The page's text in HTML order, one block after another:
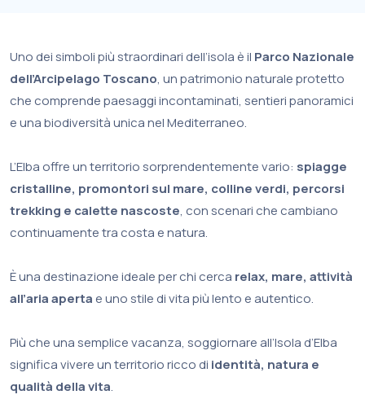
Uno dei simboli più straordinari dell’isola è il Parco Nazionale
dell’Arcipelago Toscano, un patrimonio naturale protetto
che comprende paesaggi incontaminati, sentieri panoramici
e una biodiversità unica nel Mediterraneo.
L’Elba offre un territorio sorprendentemente vario: spiagge
cristalline, promontori sul mare, colline verdi, percorsi
trekking e calette nascoste, con scenari che cambiano
continuamente tra costa e natura.
È una destinazione ideale per chi cerca relax, mare, attività
all’aria aperta e uno stile di vita più lento e autentico.
Più che una semplice vacanza, soggiornare all’Isola d’Elba
significa vivere un territorio ricco di identità, natura e
qualità della vita.